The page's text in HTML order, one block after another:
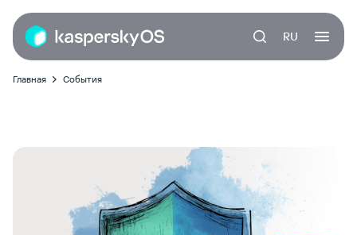
RU
Главная События